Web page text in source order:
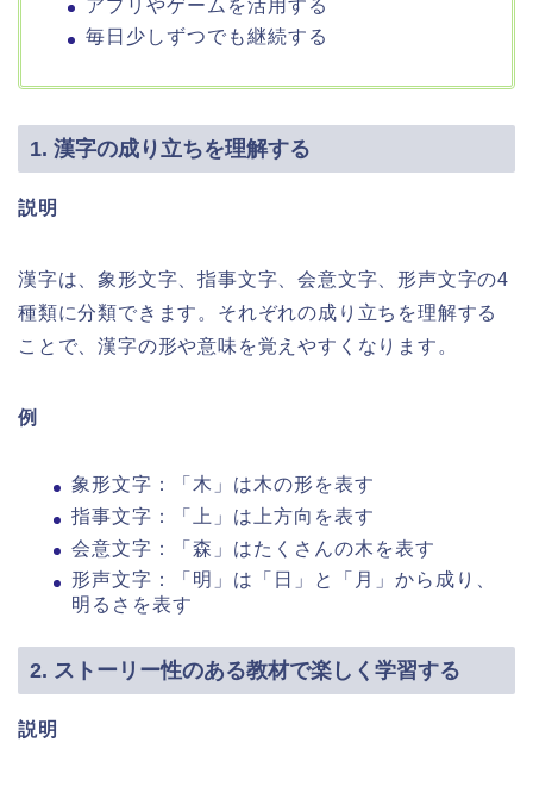
アプリやゲームを活用する
毎日少しずつでも継続する
1. 漢字の成り立ちを理解する
説明
漢字は、象形文字、指事文字、会意文字、形声文字の4
種類に分類できます。それぞれの成り立ちを理解する
ことで、漢字の形や意味を覚えやすくなります。
例
象形文字：「木」は木の形を表す
指事文字：「上」は上方向を表す
会意文字：「森」はたくさんの木を表す
形声文字：「明」は「日」と「月」から成り、
明るさを表す
2. ストーリー性のある教材で楽しく学習する
説明